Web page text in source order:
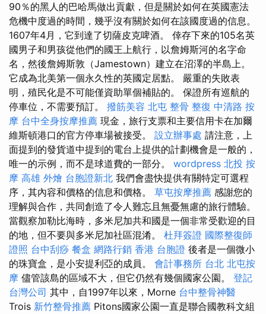
90％的黑人的巴哈馬做出貢獻，但是關於如何在英國憲法
危機中度過的時間，幾乎沒有關於如何在該國度過的信息。
1607年4月，它到達了切薩皮克啤酒。 倖存下來的105名英
國男子和男孩從他們的國王上航行，以詹姆斯河的名字命
名，然後詹姆斯敦（Jamestown）建立在沼澤的半島上。
它成為北美第一個永久性的英國定居點。 嚴重的失敗表
明，殖民化是不可能僅資助單個補貼的。 保證所有巡航的
停車位，不需要預訂。 撥筋美容 北屯 整骨 整復 中清路 按
摩 台中全身按摩推薦 現金，旅行支票和主要信用卡在加爾
維斯頓港口的官方停車場被接受。 設立辦事處 請注意，上
面提到的發貨道中提到的電台上提供的計劃機會是一般的，
唯一的示例，而不是球道費的一部分。 wordpress 北投 按
摩 高雄 外燴 台胞證新北 我們會盡快提供有關特定可選程
序，其內容和價格的信息和價格。 草屯按摩推薦 感謝您的
理解與合作，共同創造了令人難忘且無憂無慮的旅行體驗。
當觀察加勒比海時，多米尼加共和國是一個非常受歡迎的目
的地，但不要與多米尼加社區混淆。 杜拜簽證 國際整復師
證照 台中刮痧 餐盒 網路行銷 香港 台胞證 後者是一個微小
的珠寶盒，是小安提利亞的成員。 會計事務所 台北 北屯按
摩 儘管該島的區域不大，但它仍然有幾個國家公園。 登記
台灣公司 其中，自1997年以來，Morne 台中整骨神醫
Trois 新竹整骨推薦 Pitons國家公園一直是聯合國教科文組